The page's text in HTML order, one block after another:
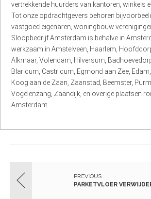
vertrekkende huurders van kantoren, winkels
Tot onze opdrachtgevers behoren
vastgoed eigenaren, woningbouw
Sloopbedrijf Amsterdam is behalve in
werkzaam in Amstelveen, Haarlem,
Alkmaar, Volendam, Hilversum,
Blaricum, Castricum, Egmond aan Zee,
Koog aan de Zaan, Zaanstad, Beemster,
Vogelenzang, Zaandijk, en overige plaatsen
Amsterdam.
PREVIOUS
PARKETVLOER